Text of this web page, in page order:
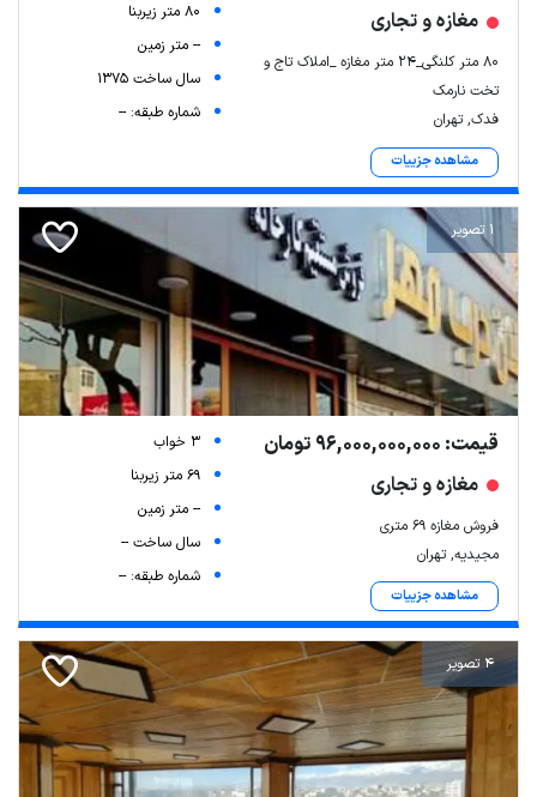
مغازه و تجاری
۸۰ متر کلنگی_۲۴ متر مغازه _املاک تاج و
تخت نارمک
فدک, تهران
مشاهده جزییات
80 متر زیربنا
-- متر زمین
سال ساخت 1375
شماره طبقه: --
1 تصویر
قیمت: 96,000,000,000 تومان
مغازه و تجاری
فروش مغازه ۶۹ متری
مجیدیه, تهران
مشاهده جزییات
3 خواب
69 متر زیربنا
-- متر زمین
سال ساخت --
شماره طبقه: --
4 تصویر